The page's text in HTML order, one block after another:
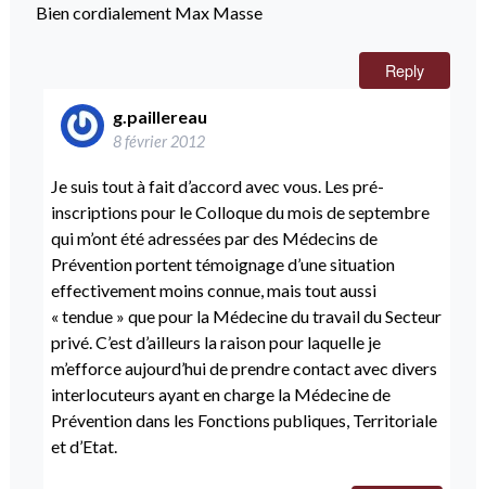
Bien cordialement Max Masse
Reply
g.paillereau
8 février 2012
Je suis tout à fait d’accord avec vous. Les pré-
inscriptions pour le Colloque du mois de septembre
qui m’ont été adressées par des Médecins de
Prévention portent témoignage d’une situation
effectivement moins connue, mais tout aussi
« tendue » que pour la Médecine du travail du Secteur
privé. C’est d’ailleurs la raison pour laquelle je
m’efforce aujourd’hui de prendre contact avec divers
interlocuteurs ayant en charge la Médecine de
Prévention dans les Fonctions publiques, Territoriale
et d’Etat.